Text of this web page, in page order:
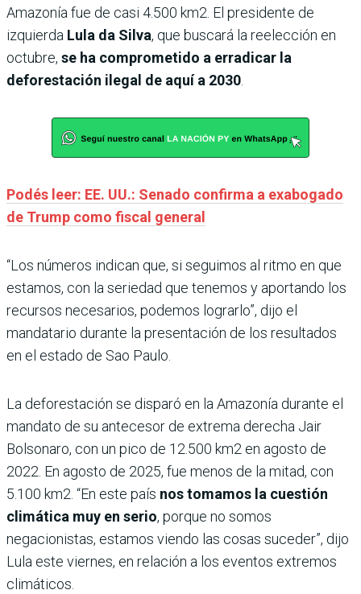
Amazonía fue de casi 4.500 km2. El presidente de
izquierda Lula da Silva, que buscará la reelección en
octubre, se ha comprometido a erradicar la
deforestación ilegal de aquí a 2030.
Podés leer: EE. UU.: Senado confirma a exabogado
de Trump como fiscal general
“Los números indican que, si seguimos al ritmo en que
estamos, con la seriedad que tenemos y aportando los
recursos necesarios, podemos lograrlo”, dijo el
mandatario durante la presentación de los resultados
en el estado de Sao Paulo.
La deforestación se disparó en la Amazonía durante el
mandato de su antecesor de extrema derecha Jair
Bolsonaro, con un pico de 12.500 km2 en agosto de
2022. En agosto de 2025, fue menos de la mitad, con
5.100 km2. “En este país nos tomamos la cuestión
climática muy en serio, porque no somos
negacionistas, estamos viendo las cosas suceder”, dijo
Lula este viernes, en relación a los eventos extremos
climáticos.